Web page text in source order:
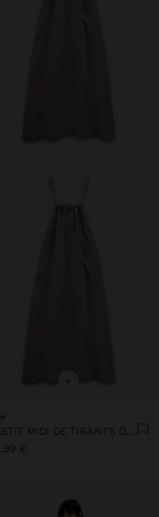
+
VESTIT MIDI DE TIRANTS DE QUADRES VICHY
€